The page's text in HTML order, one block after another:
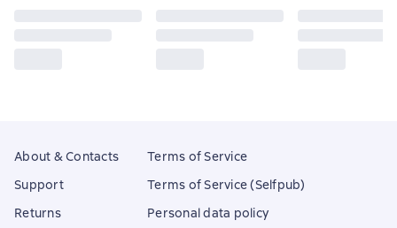
About & Contacts
Support
Returns
Terms of Service
Terms of Service (Selfpub)
Personal data policy